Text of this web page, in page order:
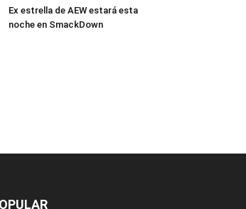
Ex estrella de AEW estará esta
noche en SmackDown